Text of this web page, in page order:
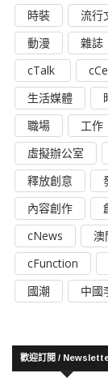
時裝
流行
動漫
雜誌
cTalk
生活媒體
職場
工作
虛擬辦公室
釋放創意
內容創作
cNews
澳
cFunction
國潮
中國
歡迎訂閱 /